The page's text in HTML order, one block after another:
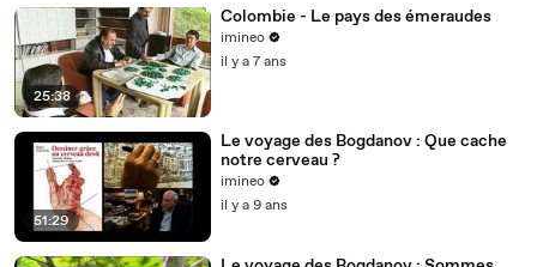
25:38
Colombie - Le pays des émeraudes
imineo
il y a 7 ans
51:29
Le voyage des Bogdanov : Que cache
notre cerveau ?
imineo
il y a 9 ans